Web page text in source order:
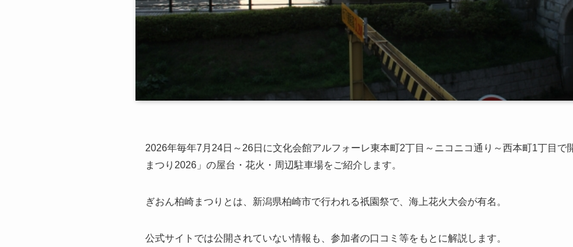
2026年毎年7月24日～26日に文化会館アルフォーレ東本町2丁目～ニコニコ通り～西本町1丁目で
まつり2026」の屋台・花火・周辺駐車場をご紹介します。
ぎおん柏崎まつりとは、新潟県柏崎市で行われる祇園祭で、海上花火大会が有名。
公式サイトでは公開されていない情報も、参加者の口コミ等をもとに解説します。